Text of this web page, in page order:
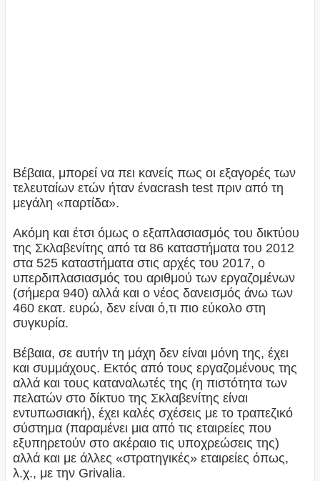
Βέβαια, μπορεί να πει κανείς πως οι εξαγορές των
τελευταίων ετών ήταν έναcrash test πριν από τη
μεγάλη «παρτίδα».
Ακόμη και έτσι όμως ο εξαπλασιασμός του δικτύου
της Σκλαβενίτης από τα 86 καταστήματα του 2012
στα 525 καταστήματα στις αρχές του 2017, ο
υπερδιπλασιασμός του αριθμού των εργαζομένων
(σήμερα 940) αλλά και ο νέος δανεισμός άνω των
460 εκατ. ευρώ, δεν είναι ό,τι πιο εύκολο στη
συγκυρία.
Βέβαια, σε αυτήν τη μάχη δεν είναι μόνη της, έχει
και συμμάχους. Εκτός από τους εργαζομένους της
αλλά και τους καταναλωτές της (η πιστότητα των
πελατών στο δίκτυο της Σκλαβενίτης είναι
εντυπωσιακή), έχει καλές σχέσεις με το τραπεζικό
σύστημα (παραμένει μια από τις εταιρείες που
εξυπηρετούν στο ακέραιο τις υποχρεώσεις της)
αλλά και με άλλες «στρατηγικές» εταιρείες όπως,
λ.χ., με την Grivalia.